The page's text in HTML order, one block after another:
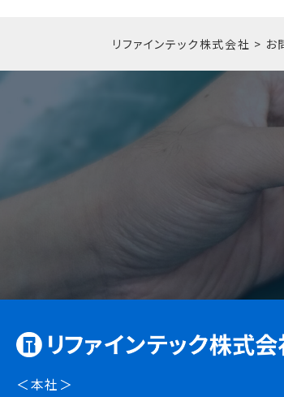
リファインテック株式会社 > お
＜本社＞